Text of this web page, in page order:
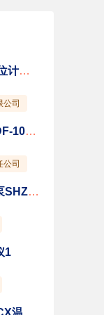
UQK智能浮球式液位计不锈钢连杆式浮球式液位变送器
公司
集热式磁力搅拌器DF-101T-5L
公司
循环水式多用真空泵SHZ-95A
1